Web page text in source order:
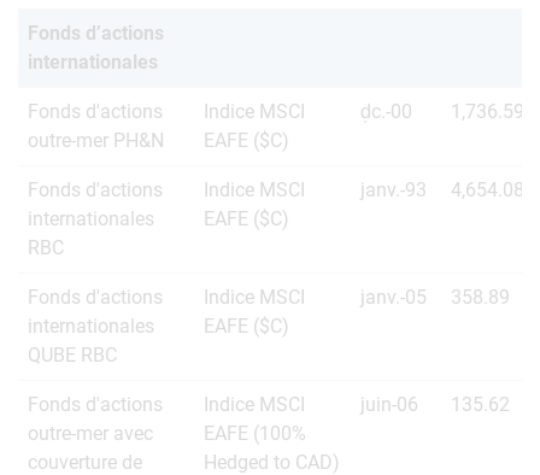
Fonds d’actions
internationales
Fonds d'actions
outre-mer PH&N
Indice MSCI
EAFE ($C)
d̩c.-00 1,736.59
Fonds d'actions
internationales
RBC
Indice MSCI
EAFE ($C)
janv.-93 4,654.08
Fonds d'actions
internationales
QUBE RBC
Indice MSCI
EAFE ($C)
janv.-05 358.89
Fonds d'actions
outre-mer avec
couverture de
Indice MSCI
EAFE (100%
Hedged to CAD)
juin-06 135.62